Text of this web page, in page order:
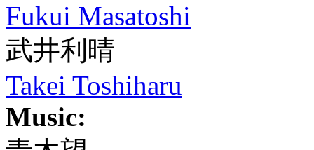
Fukui Masatoshi
武井利晴
Takei Toshiharu
Music: